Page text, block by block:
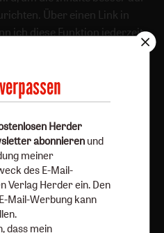
Über einen Link in
ich diese Funktion jederzeit
Jetzt anmelden
Herder
abonnieren und
meiner
des E-Mail-
Verlag Herder ein. Den
Mail-Werbung kann
dass mein